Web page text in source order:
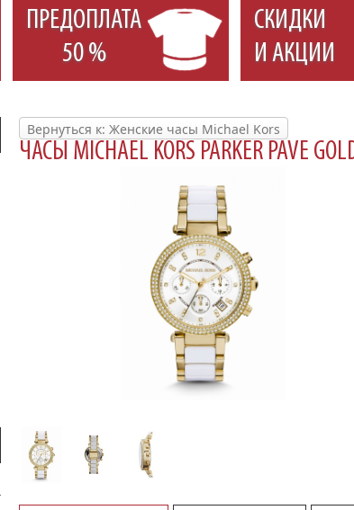
ПРЕДОПЛАТА
50 %
СКИДКИ
И АКЦИИ
Вернуться к: Женские часы Michael Kors
ЧАСЫ MICHAEL KORS PARKER PAVE